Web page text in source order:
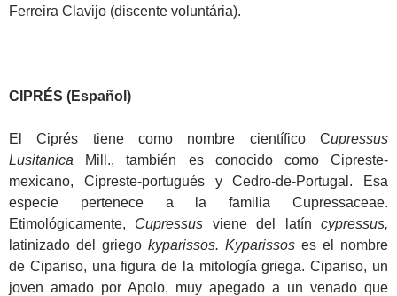
Ferreira Clavijo (discente voluntária).
CIPRÉS (Español)
El Ciprés tiene como nombre científico Cupressus
Lusitanica
Mill., también es conocido como Cipreste-
mexicano, Cipreste-portugués y Cedro-de-Portugal. Esa
especie pertenece a la familia Cupressaceae.
Etimológicamente, Cupressus viene del latíncypressus,
latinizado del griego kyparissos. Kyparissos es el nombre
de Cipariso, una figura de la mitología griega. Cipariso, un
joven amado por Apolo, muy apegado a un venado que